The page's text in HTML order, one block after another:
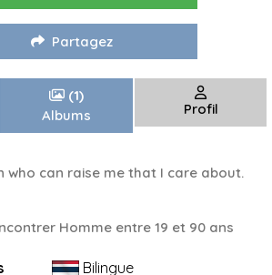
Partagez
(1)
Albums
Profil
who can raise me that I care about.
Homme entre 19 et 90 ans
Bilingue